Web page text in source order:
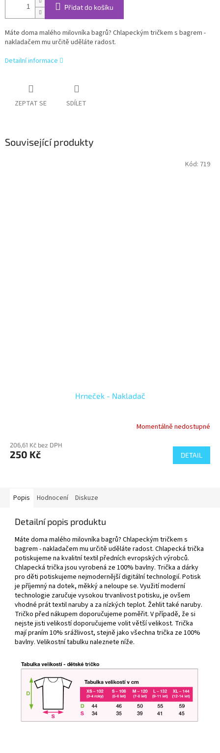
Přidat do košíku
Máte doma malého milovníka bagrů? Chlapeckým tričkem s bagrem -
nakladačem mu určitě uděláte radost.
Detailní informace
ZEPTAT SE SDÍLET
Související produkty
Hrneček - Nakladač
Momentálně nedostupné
206,61 Kč bez DPH
250 Kč DETAIL
Kód: 719
Popis Hodnocení Diskuze
Detailní popis produktu
Máte doma malého milovníka bagrů? Chlapeckým tričkem s
bagrem - nakladačem mu určitě uděláte radost. Chlapecká trička
potiskujeme na kvalitní textil předních evropských výrobců.
Chlapecká trička jsou vyrobená ze 100% bavlny. Trička a dárky
pro děti potiskujeme nejmodernější digitální technologií. Potisk
je příjemný na dotek, měkký a neloupe se. Využití moderní
technologie zaručuje vysokou trvanlivost potisku, je ovšem
vhodné prát textil naruby a za nízkých teplot. Žehlit také naruby.
Tričko před nákupem doporučujeme poměřit. V případě, že si
nejste jisti velikostí doporučujeme volit větší velikost. Trička
mají praním 10% srážlivost, stejně jako všechna trička ze 100%
bavlny. Velikostní tabulku naleznete níže.